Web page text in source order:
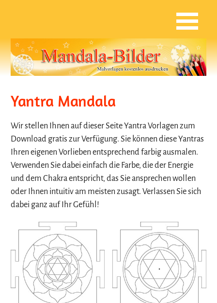
Yantra Mandala
Wir stellen Ihnen auf dieser Seite Yantra Vorlagen zum
Download gratis zur Verfügung. Sie können diese Yantras
Ihren eigenen Vorlieben entsprechend farbig ausmalen.
Verwenden Sie dabei einfach die Farbe, die der Energie
und dem Chakra entspricht, das Sie ansprechen wollen
oder Ihnen intuitiv am meisten zusagt. Verlassen Sie sich
dabei ganz auf Ihr Gefühl!